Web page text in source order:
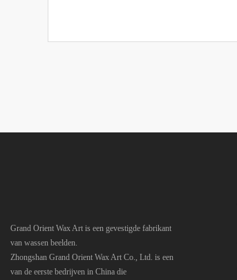
Grand Orient Wax Art is een gevestigde fabrikant
van wassen beelden.
Zhongshan Grand Orient Wax Art Co., Ltd. is een
van de eerste bedrijven in China die